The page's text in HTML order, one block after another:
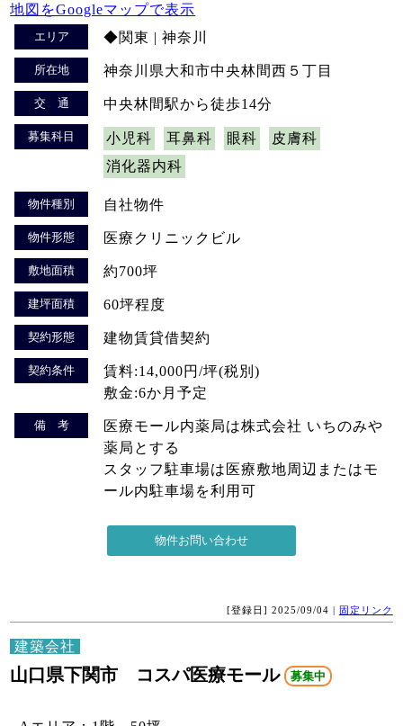
地図をGoogleマップで表示
エリア ◆関東 | 神奈川
所在地 神奈川県大和市中央林間西５丁目
交 通 中央林間駅から徒歩14分
募集科目 小児科 耳鼻科 眼科
皮膚科
消化器内科
物件種別 自社物件
物件形態 医療クリニックビル
敷地面積 約700坪
建坪面積 60坪程度
契約形態 建物賃貸借契約
契約条件
賃料:14,000円/坪(税別)
敷金:6か月予定
備 考
医療モール内薬局は株式会社 いちのみや
薬局とする
スタッフ駐車場は医療敷地周辺またはモ
ール内駐車場を利用可
[登録日] 2025/09/04 | 固定リンク
建築会社
山口県下関市 コスパ医療モール 募集中